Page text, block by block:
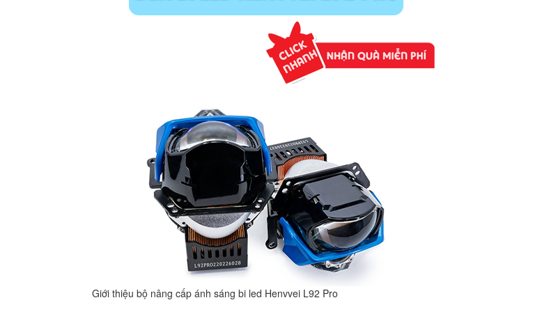
Giới thiệu bộ nâng cấp ánh sáng bi led Henvvei L92 Pro